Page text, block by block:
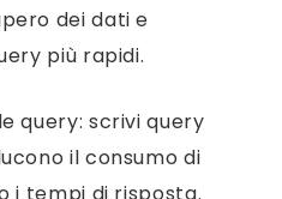
dei dati e
più rapidi.
query: scrivi query
il consumo di